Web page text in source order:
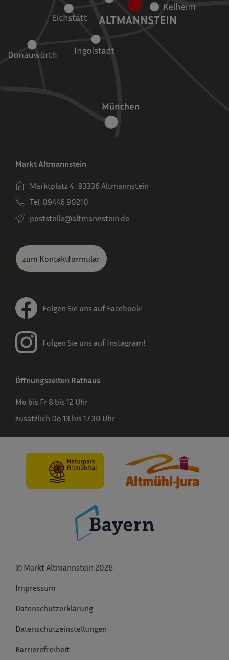
Markt Altmannstein
Marktplatz 4 . 93336 Altmannstein
Tel. 09446 90210
poststelle­@altmannstein.de
zum Kontaktformular
Folgen Sie uns auf Facebook!
Folgen Sie uns auf Instagram!
Öffnungszeiten Rathaus
Mo bis Fr 8 bis 12 Uhr
zusätzlich Do 13 bis 17.30 Uhr
© Markt Altmannstein 2026
Impressum
Datenschutzerklärung
Datenschutzeinstellungen
Barrierefreiheit